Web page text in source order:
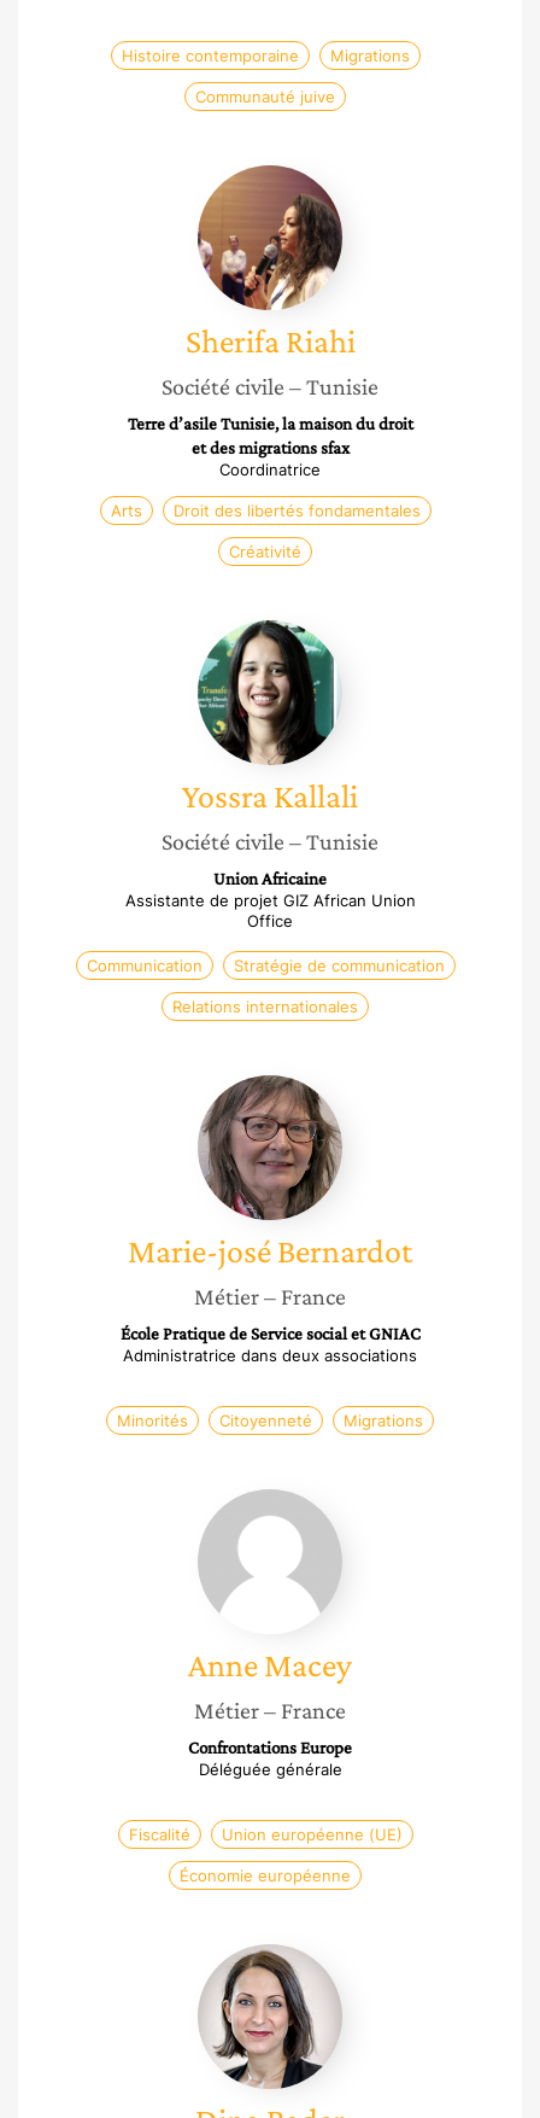
Histoire contemporaine Migrations
Communauté juive
Sherifa
Riahi
Sherifa Riahi
Société civile – Tunisie
Terre d’asile Tunisie, la maison du droit
et des migrations sfax
Coordinatrice
Arts Droit des libertés fondamentales
Créativité
Yossra
Kallali
YossraKallali
Société civile – Tunisie
Union Africaine
Assistante de projet GIZ African Union
Office
Communication Stratégie de communication
Relations internationales
Marie-
josé
Bernardot
Marie-joséBernardot
Métier– France
École Pratique de Service social et GNIAC
Administratrice dans deux associations
Minorités Citoyenneté Migrations
Anne
Macey
AnneMacey
Métier– France
Confrontations Europe
Déléguée générale
Fiscalité Union européenne (UE)
Économie européenne
Dina
Bader